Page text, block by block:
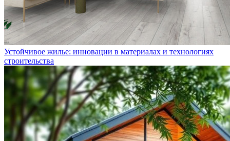
Устойчивое жилье: инновации в материалах и технологиях
строительства